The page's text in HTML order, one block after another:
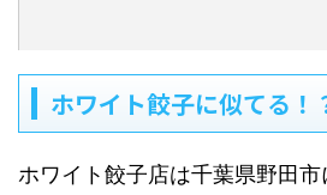
ホワイト餃子に似てる！
ホワイト餃子店は千葉県野田